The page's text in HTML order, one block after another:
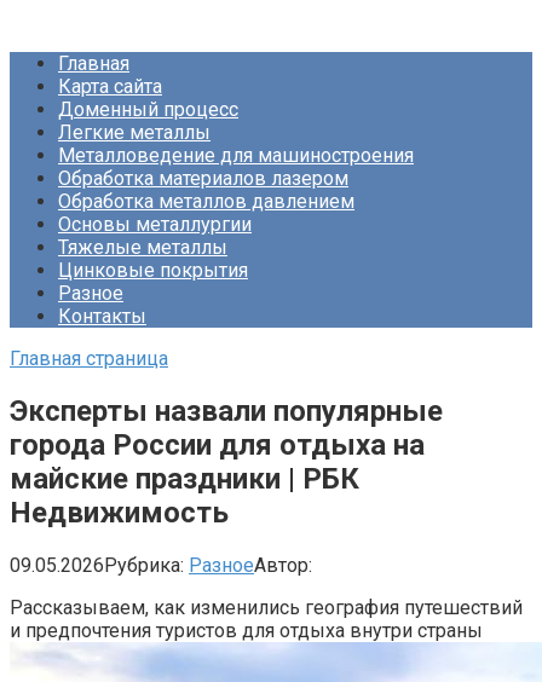
контентуГлавная
Карта сайта
Доменный процесс
Легкие металлы
Металловедение для машиностроения
Обработка материалов лазером
Обработка металлов давлением
Основы металлургии
Тяжелые металлы
Цинковые покрытия
Разное
Контакты
Главная страница
Эксперты назвали популярные
города России для отдыха на
майские праздники | РБК
Недвижимость
09.05.2026Рубрика: РазноеАвтор:
Рассказываем, как изменились география путешествий
и предпочтения туристов для отдыха внутри страны